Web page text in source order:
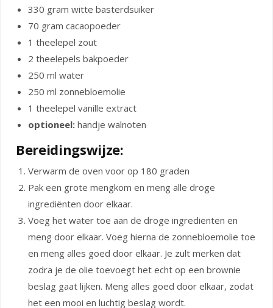
330 gram witte basterdsuiker
70 gram cacaopoeder
1 theelepel zout
2 theelepels bakpoeder
250 ml water
250 ml zonnebloemolie
1 theelepel vanille extract
optioneel: handje walnoten
Bereidingswijze:
Verwarm de oven voor op 180 graden
Pak een grote mengkom en meng alle droge
ingrediënten door elkaar.
Voeg het water toe aan de droge ingrediënten en
meng door elkaar. Voeg hierna de zonnebloemolie toe
en meng alles goed door elkaar. Je zult merken dat
zodra je de olie toevoegt het echt op een brownie
beslag gaat lijken. Meng alles goed door elkaar, zodat
het een mooi en luchtig beslag wordt.